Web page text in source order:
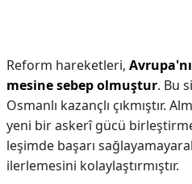
Reform hareketleri,
mesine sebep olmuştur. Bu
Osmanlı kazançlı çıkmıştır.
yeni bir askerî gücü
leşimde başarı
ilerlemesini kolaylaştırmıştır.